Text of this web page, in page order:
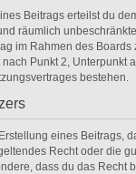
Beitrags erteilst du
räumlich
im Rahmen des Boards
Punkt 2, Unterpunkt
bestehen.
eines Beitrags,
Recht oder die
dass du das Recht